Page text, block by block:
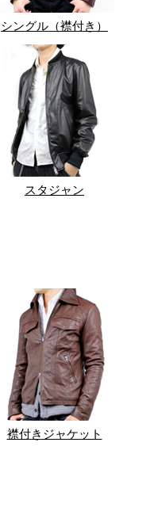
シングル（襟付き）
スタジャン
襟付きジャケット